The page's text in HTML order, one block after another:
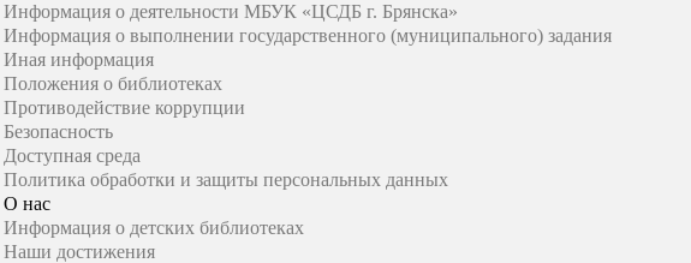
Информация о деятельности МБУК «ЦСДБ г. Брянска»
Информация о выполнении государственного (муниципального) задания
Иная информация
Положения о библиотеках
Противодействие коррупции
Безопасность
Доступная среда
Политика обработки и защиты персональных данных
О нас
Информация о детских библиотеках
Наши достижения